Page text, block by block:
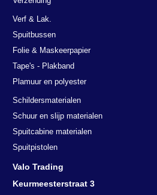
Verf & Lak.
Spuitbussen
Folie & Maskeerpapier
Tape's - Plakband
Plamuur en polyester
Schildersmaterialen
Schuur en slijp materialen
Spuitcabine materialen
Spuitpistolen
Valo Trading
Keurmeesterstraat 3